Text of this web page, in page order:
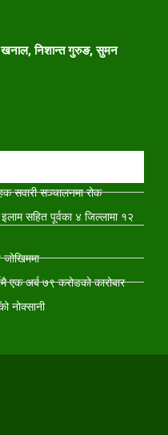
खनाल, निशान्त गुरुङ, सुमन
सवारी सञ्चालनमा रोक
सहित पूर्वका ४ जिल्लामा १२
एक अर्ब ७९ करोडको कारोबार
नोक्सानी